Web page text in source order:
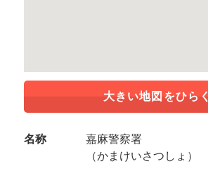
大きい地図をひらく
名称
嘉麻警察署
（かまけいさつしょ）